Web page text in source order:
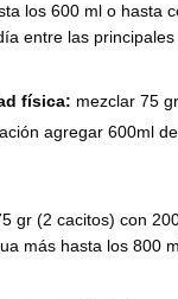
los 600 ml o hasta
entre las principales
física: mezclar 75
agregar 600ml
gr (2 cacitos) con
más hasta los 800